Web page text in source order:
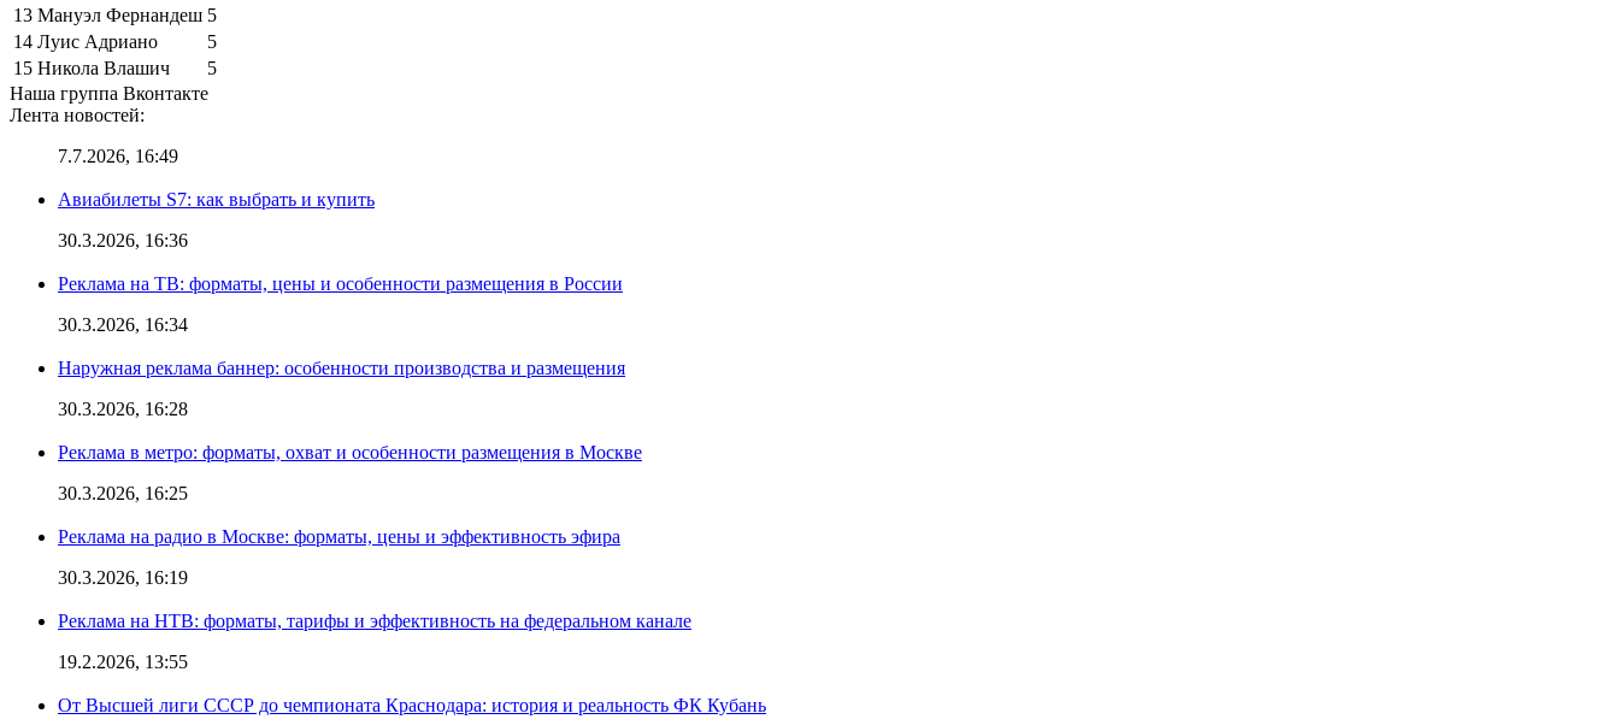
13 Мануэл Фернандеш 5
14 Луис Адриано
5
15 Никола Влашич
5
Наша группа Вконтакте
Лента новостей:
7.7.2026, 16:49
Авиабилеты S7: как выбрать и купить
30.3.2026, 16:36
Реклама на ТВ: форматы, цены и особенности размещения в России
30.3.2026, 16:34
Наружная реклама баннер: особенности производства и размещения
30.3.2026, 16:28
Реклама в метро: форматы, охват и особенности размещения в Москве
30.3.2026, 16:25
Реклама на радио в Москве: форматы, цены и эффективность эфира
30.3.2026, 16:19
Реклама на НТВ: форматы, тарифы и эффективность на федеральном канале
19.2.2026, 13:55
От Высшей лиги СССР до чемпионата Краснодара: история и реальность ФК Кубань